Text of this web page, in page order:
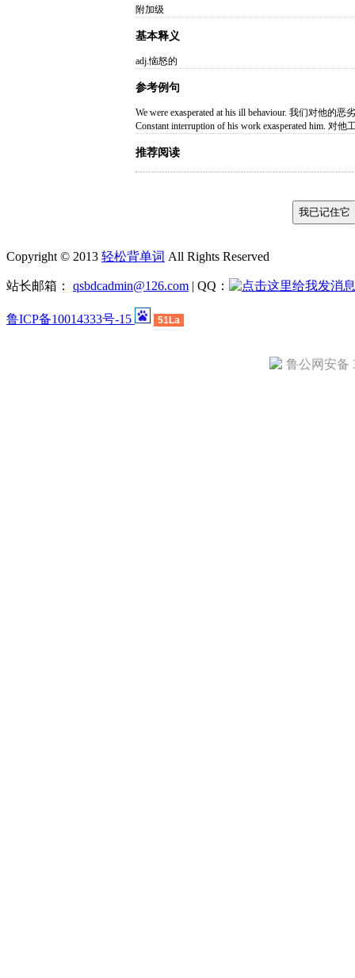
附加级
基本释义
adj.恼怒的
参考例句
We were exasperated at his ill behaviour. 我们对他的
Constant interruption of his work exasperated him. 对
推荐阅读
Copyright © 2013 轻松背单词 All Rights Reserved
站长邮箱： qsbdcadmin@126.com | QQ：
鲁ICP备10014333号-15 51La
鲁公网安备